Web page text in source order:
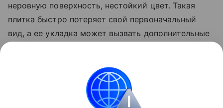
неровную поверхность, нестойкий цвет. Такая
плитка быстро потеряет свой первоначальный
вид, а ее укладка может вызвать дополнительные
производителя, чем потом жалеть о выброшенных
деньгах и переделывать ремонт.